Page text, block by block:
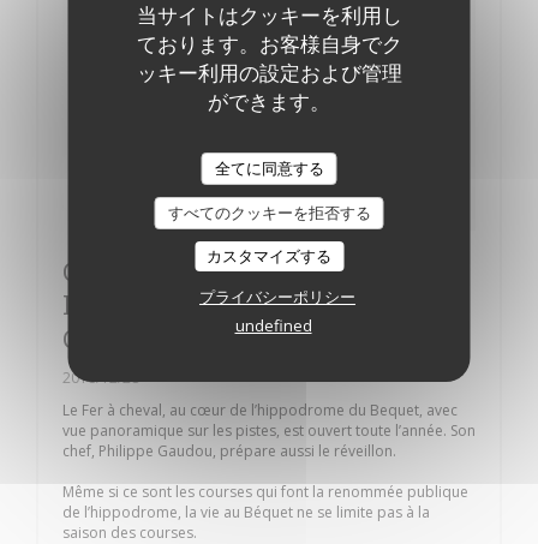
当サイトはクッキーを利用し
ております。お客様自身でク
ッキー利用の設定および管理
ができます。
全てに同意する
すべてのクッキーを拒否する
カスタマイズする
プライバシーポリシー
undefined
On réveillonne aussi à
l'hippodrome - Le fer à cheval -
Cuisine raffinée
2018/12/28
Le Fer à cheval, au cœur de l’hippodrome du Bequet, avec
vue panoramique sur les pistes, est ouvert toute l’année. Son
chef, Philippe Gaudou, prépare aussi le réveillon.
Même si ce sont les courses qui font la renommée publique
de l’hippodrome, la vie au Béquet ne se limite pas à la
saison des courses.